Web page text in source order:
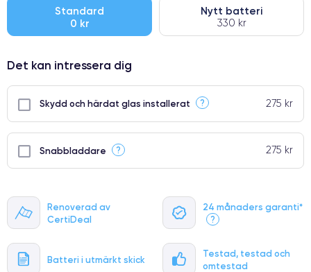
Renoverad av
CertiDeal
24 månaders garanti*
?
Batteri i utmärkt skick
Testad, testad och
omtestad
● Oklanderlig kvalitetsskärm
● Endast 5% av våra telefoner har premiumklassning
Standard
0 kr
Nytt batteri
330 kr
Det kan intressera dig
Skydd och härdat glas installerat ? 275 kr
Snabbladdare ? 275 kr